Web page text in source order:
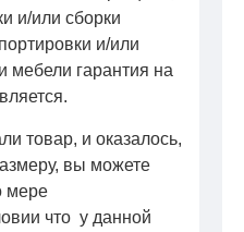
и/или сборки
и/или
мебели гарантия на
товар, и оказалось,
вы можете
мере
что у данной